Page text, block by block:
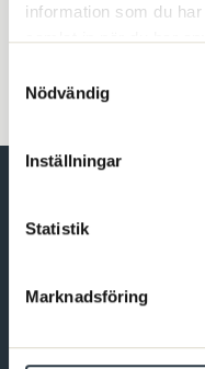
information som du
samlat in när du har
Nödvändig
Inställningar
Statistik
Marknadsföring
Bli medlem